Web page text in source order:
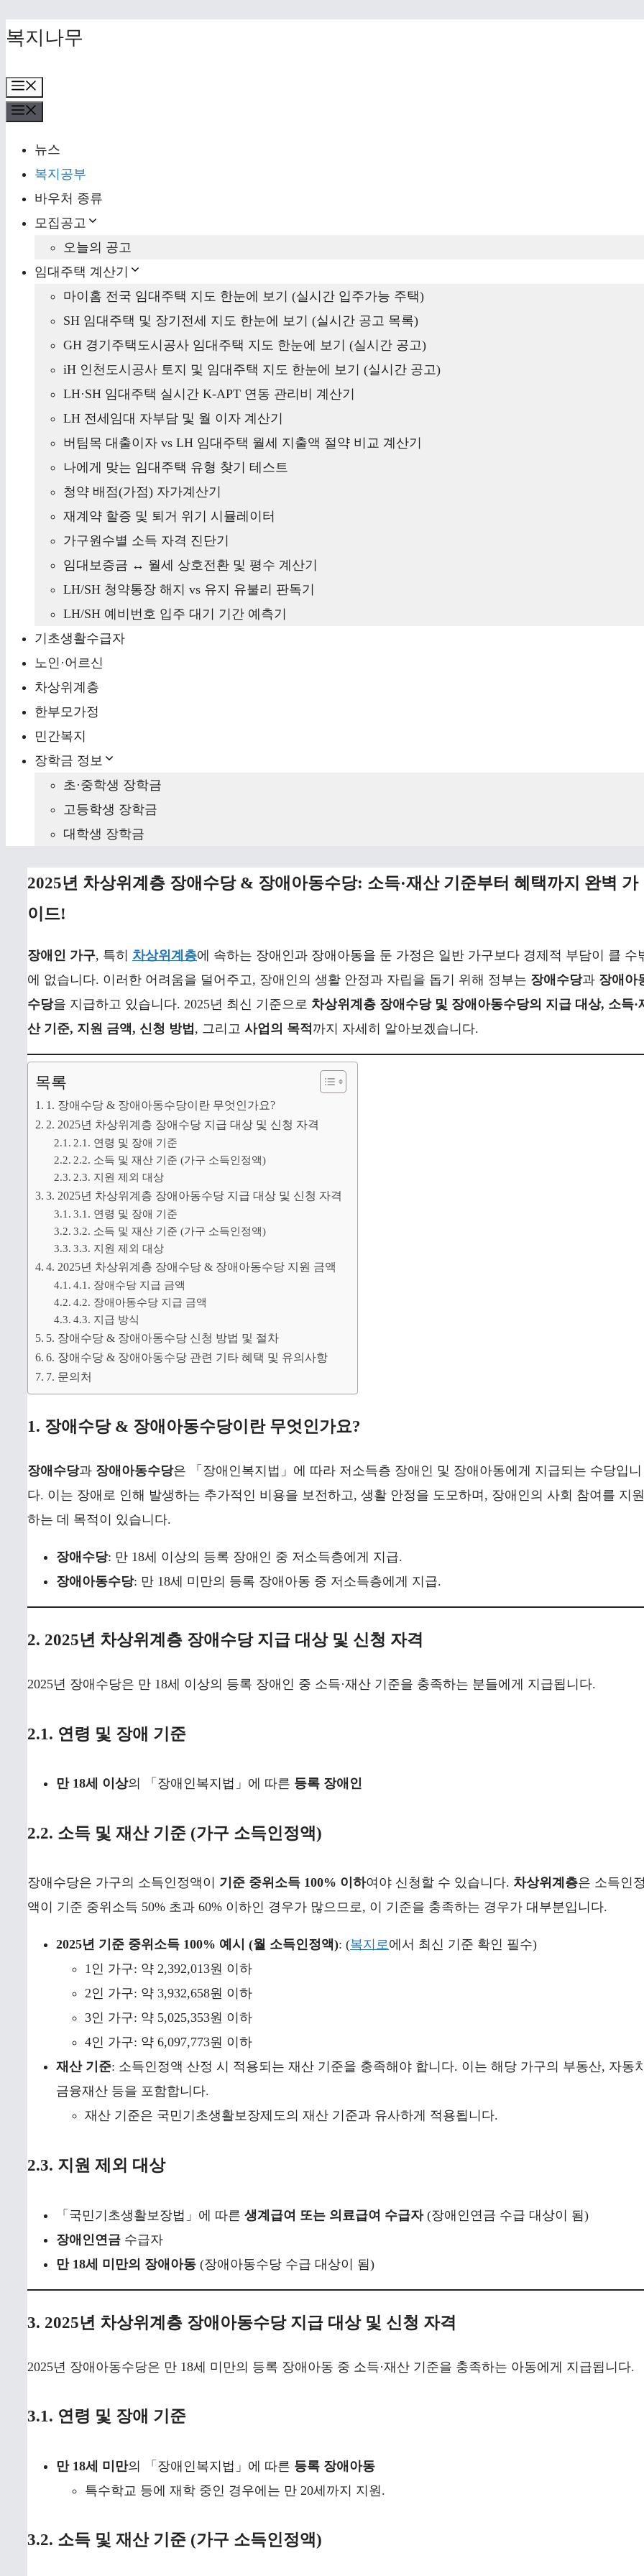
Skip
content
복지나무
뉴스
복지공부
바우처 종류
모집공고
오늘의 공고
임대주택 계산기
마이홈 전국 임대주택 지도 한눈에 보기 (실시간 입주가능 주택)
SH 임대주택 및 장기전세 지도 한눈에 보기 (실시간 공고 목록)
GH 경기주택도시공사 임대주택 지도 한눈에 보기 (실시간 공고)
iH 인천도시공사 토지 및 임대주택 지도 한눈에 보기 (실시간 공고)
LH·SH 임대주택 실시간 K-APT 연동 관리비 계산기
LH 전세임대 자부담 및 월 이자 계산기
버팀목 대출이자 vs LH 임대주택 월세 지출액 절약 비교 계산기
나에게 맞는 임대주택 유형 찾기 테스트
청약 배점(가점) 자가계산기
재계약 할증 및 퇴거 위기 시뮬레이터
가구원수별 소득 자격 진단기
임대보증금 ↔ 월세 상호전환 및 평수 계산기
LH/SH 청약통장 해지 vs 유지 유불리 판독기
LH/SH 예비번호 입주 대기 기간 예측기
기초생활수급자
노인·어르신
차상위계층
한부모가정
민간복지
장학금 정보
초·중학생 장학금
고등학생 장학금
대학생 장학금
2025년 차상위계층 장애수당 & 장애아동수당: 소득·재산 기준부터 혜택까지 완벽 가
이드!
장애인 가구, 특히 차상위계층에 속하는 장애인과 장애아동을 둔 가정은 일반 가구보다 경제적 부담이 클 수
에 없습니다. 이러한 어려움을 덜어주고, 장애인의 생활 안정과 자립을 돕기 위해 정부는 장애수당과 장애아
수당을 지급하고 있습니다. 2025년 최신 기준으로 차상위계층 장애수당 및 장애아동수당의 지급 대상, 소득·
산 기준, 지원 금액, 신청 방법 , 그리고 사업의 목적 까지 자세히 알아보겠습니다.
목록
1. 장애수당 & 장애아동수당이란 무엇인가요?
2. 2025년 차상위계층 장애수당 지급 대상 및 신청 자격
2.1. 연령 및 장애 기준
2.2. 소득 및 재산 기준 (가구 소득인정액)
2.3. 지원 제외 대상
3. 2025년 차상위계층 장애아동수당 지급 대상 및 신청 자격
3.1. 연령 및 장애 기준
3.2. 소득 및 재산 기준 (가구 소득인정액)
3.3. 지원 제외 대상
4. 2025년 차상위계층 장애수당 & 장애아동수당 지원 금액
4.1. 장애수당 지급 금액
4.2. 장애아동수당 지급 금액
4.3. 지급 방식
5. 장애수당 & 장애아동수당 신청 방법 및 절차
6. 장애수당 & 장애아동수당 관련 기타 혜택 및 유의사항
7. 문의처
1. 장애수당 & 장애아동수당이란 무엇인가요?
장애수당과 장애아동수당은 「장애인복지법」에 따라 저소득층 장애인 및 장애아동에게 지급되는 수당입니
다. 이는 장애로 인해 발생하는 추가적인 비용을 보전하고, 생활 안정을 도모하며, 장애인의 사회 참여를 지원
하는 데 목적이 있습니다.
장애수당: 만 18세 이상의 등록 장애인 중 저소득층에게 지급.
장애아동수당: 만 18세 미만의 등록 장애아동 중 저소득층에게 지급.
2. 2025년 차상위계층 장애수당 지급 대상 및 신청 자격
2025년 장애수당은 만 18세 이상의 등록 장애인 중 소득·재산 기준을 충족하는 분들에게 지급됩니다.
2.1. 연령 및 장애 기준
만 18세 이상의 「장애인복지법」에 따른 등록 장애인
2.2. 소득 및 재산 기준 (가구 소득인정액)
장애수당은 가구의 소득인정액이 기준 중위소득 100% 이하여야 신청할 수 있습니다. 차상위계층은 소득인
액이 기준 중위소득 50% 초과 60% 이하인 경우가 많으므로, 이 기준을 충족하는 경우가 대부분입니다.
2025년 기준 중위소득 100% 예시 (월 소득인정액): (복지로에서 최신 기준 확인 필수)
1인 가구: 약 2,392,013원 이하
2인 가구: 약 3,932,658원 이하
3인 가구: 약 5,025,353원 이하
4인 가구: 약 6,097,773원 이하
재산 기준: 소득인정액 산정 시 적용되는 재산 기준을 충족해야 합니다. 이는 해당 가구의 부동산, 자동
금융재산 등을 포함합니다.
재산 기준은 국민기초생활보장제도의 재산 기준과 유사하게 적용됩니다.
2.3. 지원 제외 대상
「국민기초생활보장법」에 따른 생계급여 또는 의료급여 수급자(장애인연금 수급 대상이 됨)
장애인연금 수급자
만 18세 미만의 장애아동 (장애아동수당 수급 대상이 됨)
3. 2025년 차상위계층 장애아동수당 지급 대상 및 신청 자격
2025년 장애아동수당은 만 18세 미만의 등록 장애아동 중 소득·재산 기준을 충족하는 아동에게 지급됩니다.
3.1. 연령 및 장애 기준
만 18세 미만의 「장애인복지법」에 따른 등록 장애아동
특수학교 등에 재학 중인 경우에는 만 20세까지 지원.
3.2. 소득 및 재산 기준 (가구 소득인정액)